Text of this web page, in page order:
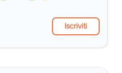
Iscriviti